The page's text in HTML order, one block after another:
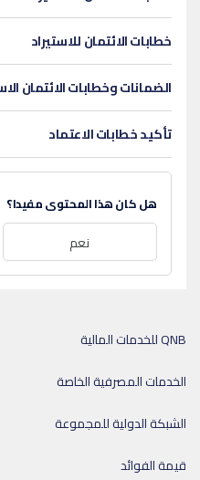
خطابات الائتمان للاستيراد
الضمانات وخطابات الائتمان
تأكيد خطابات الاعتماد
هل كان هذا المحتوى مفيدا؟
نعم
QNB للخدمات المالية
الخدمات المصرفية الخاصة
الشبكة الدولية للمجموعة
قيمة الفوائد